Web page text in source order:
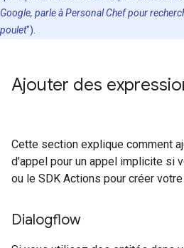
Google, parle à Personal Chef pour
poulet").
Ajouter des
Cette section explique comment
d'appel pour un appel implicite si
ou le SDK Actions pour créer
Dialogflow